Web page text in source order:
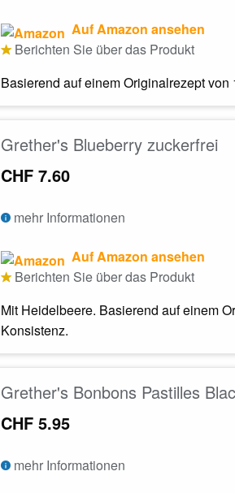
Auf Amazon ansehen
Berichten Sie über das Produkt
Basierend auf einem Originalrezept
Grether's Blueberry zuckerfrei
CHF 7.60
mehr Informationen
Auf Amazon ansehen
Berichten Sie über das Produkt
Mit Heidelbeere. Basierend auf einem
Konsistenz.
Grether's Bonbons Pastilles
CHF 5.95
mehr Informationen